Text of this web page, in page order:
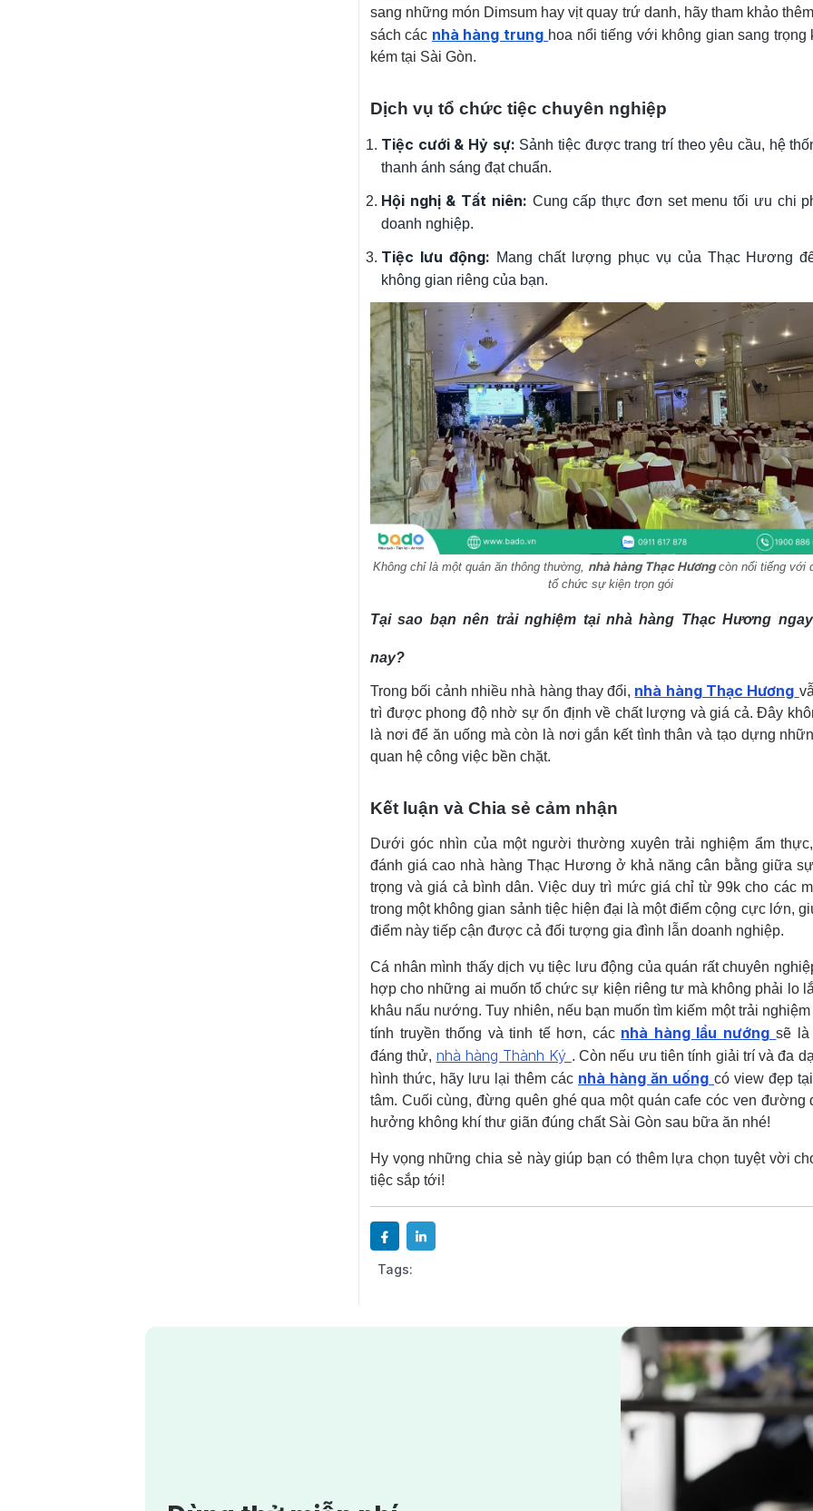
sang những món Dimsum hay vịt quay trứ danh, hãy tham khảo
sách các nhà hàng trung hoa nổi tiếng với không gian sang trọng
kém tại Sài Gòn.
Dịch vụ tổ chức tiệc chuyên nghiệp
Tiệc cưới & Hỷ sự: Sảnh tiệc được trang trí theo yêu cầu, hệ
thanh ánh sáng đạt chuẩn.
Hội nghị & Tất niên: Cung cấp thực đơn set menu tối ưu chi
doanh nghiệp.
Tiệc lưu động: Mang chất lượng phục vụ của Thạc Hương
không gian riêng của bạn.
Không chỉ là một quán ăn thông thường, nhà hàng Thạc Hươngcòn nổi tiếng với
tổ chức sự kiện trọn gói
Tại sao bạn nên trải nghiệm tại nhà hàng Thạc Hương
nay?
Trong bối cảnh nhiều nhà hàng thay đổi, nhà hàng Thạc Hương
trì được phong độ nhờ sự ổn định về chất lượng và giá cả. Đây
là nơi để ăn uống mà còn là nơi gắn kết tình thân và tạo dựng
quan hệ công việc bền chặt.
Kết luận và Chia sẻ cảm nhận
Dưới góc nhìn của một người thường xuyên trải nghiệm ẩm
đánh giá cao nhà hàng Thạc Hương ở khả năng cân bằng giữa
trọng và giá cả bình dân. Việc duy trì mức giá chỉ từ 99k cho các
trong một không gian sảnh tiệc hiện đại là một điểm cộng cực lớn,
điểm này tiếp cận được cả đối tượng gia đình lẫn doanh nghiệp.
Cá nhân mình thấy dịch vụ tiệc lưu động của quán rất chuyên
hợp cho những ai muốn tổ chức sự kiện riêng tư mà không phải lo
khâu nấu nướng. Tuy nhiên, nếu bạn muốn tìm kiếm một trải nghiệm
tính truyền thống và tinh tế hơn, các nhà hàng lẩu nướng sẽ
đáng thử, nhà hàng Thành Ký . Còn nếu ưu tiên tính giải trí và đa
hình thức, hãy lưu lại thêm các nhà hàng ăn uống có view đẹp
tâm. Cuối cùng, đừng quên ghé qua một quán cafe cóc ven đường
hưởng không khí thư giãn đúng chất Sài Gòn sau bữa ăn nhé!
Hy vọng những chia sẻ này giúp bạn có thêm lựa chọn tuyệt vời
tiệc sắp tới!
Tags: